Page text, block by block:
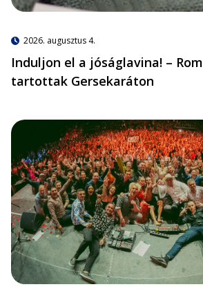
2026. augusztus 4.
Induljon el a jóságlavina! –
tartottak Gersekaráton